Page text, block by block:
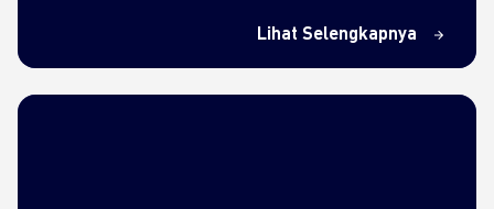
Lihat Selengkapnya